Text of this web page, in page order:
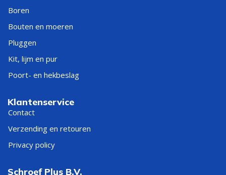
Boren
Bouten en moeren
Pluggen
Kit, lijm en pur
Poort- en hekbeslag
Klantenservice
Contact
Verzending en retouren
Privacy policy
Schroef Plus B.V.